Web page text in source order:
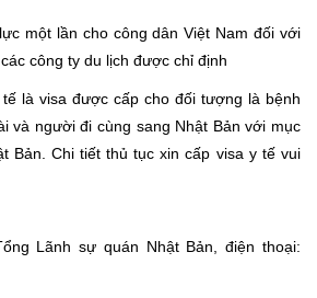
một lần cho công dân Việt Nam đối với
công ty du lịch được chỉ định
là visa được cấp cho đối tượng là bệnh
và người đi cùng sang Nhật Bản với mục
Bản. Chi tiết thủ tục xin cấp visa y tế vui
Lãnh sự quán Nhật Bản, điện thoại: